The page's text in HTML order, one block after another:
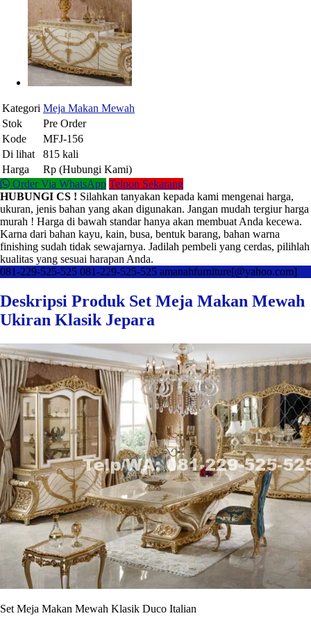
Kategori Meja Makan Mewah
Stok
Pre Order
Kode
MFJ-156
Di lihat
815 kali
Harga
Rp (Hubungi Kami)
Order Via WhatsApp Telpon Sekarang
HUBUNGI CS ! Silahkan tanyakan kepada kami mengenai harga,
ukuran, jenis bahan yang akan digunakan. Jangan mudah tergiur harga
murah ! Harga di bawah standar hanya akan membuat Anda kecewa.
Karna dari bahan kayu, kain, busa, bentuk barang, bahan warna
finishing sudah tidak sewajarnya. Jadilah pembeli yang cerdas, pilihlah
kualitas yang sesuai harapan Anda.
081-229-525-525 081-229-525-525 amanahfurniture[@yahoo.com]
Deskripsi Produk Set Meja Makan Mewah
Ukiran Klasik Jepara
Set Meja Makan Mewah Klasik Duco Italian